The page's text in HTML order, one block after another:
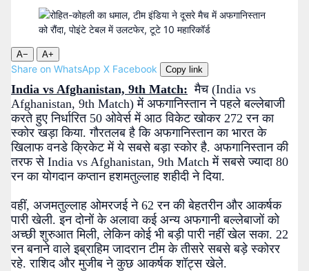
A− A+
Share on WhatsApp X Facebook Copy link
India vs Afghanistan, 9th Match: मैच (India vs
Afghanistan, 9th Match) में अफगानिस्तान ने पहले बल्लेबाजी
करते हुए निर्धारित 50 ओवेर्स में आठ विकेट खोकर 272 रन का
स्कोर खड़ा किया. गौरतलब है कि अफगानिस्तान का भारत के
खिलाफ वनडे क्रिकेट में ये सबसे बड़ा स्कोर है. अफगानिस्तान की
तरफ से India vs Afghanistan, 9th Match में सबसे ज्यादा 80
रन का योगदान कप्तान हशमतुल्लाह शहीदी ने दिया.
वहीं, अजमतुल्लाह ओमरजई ने 62 रन की बेहतरीन और आकर्षक
पारी खेली. इन दोनों के अलावा कई अन्य अफगानी बल्लेबाजों को
अच्छी शुरुआत मिली, लेकिन कोई भी बड़ी पारी नहीं खेल सका. 22
रन बनाने वाले इब्राहिम जादरान टीम के तीसरे सबसे बड़े स्कोरर
रहे. राशिद और मुजीब ने कुछ आकर्षक शॉट्स खेले.